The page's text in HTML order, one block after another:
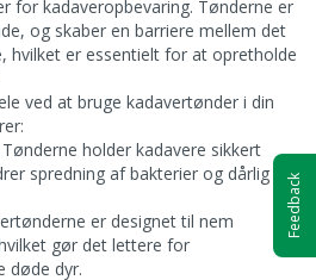
for kadaveropbevaring. Tønderne er
og skaber en barriere mellem det
hvilket er essentielt for at opretholde
ved at bruge kadavertønder i din
Tønderne holder kadavere sikkert
spredning af bakterier og dårlig
er designet til nem
gør det lettere for
døde dyr.
Feedback